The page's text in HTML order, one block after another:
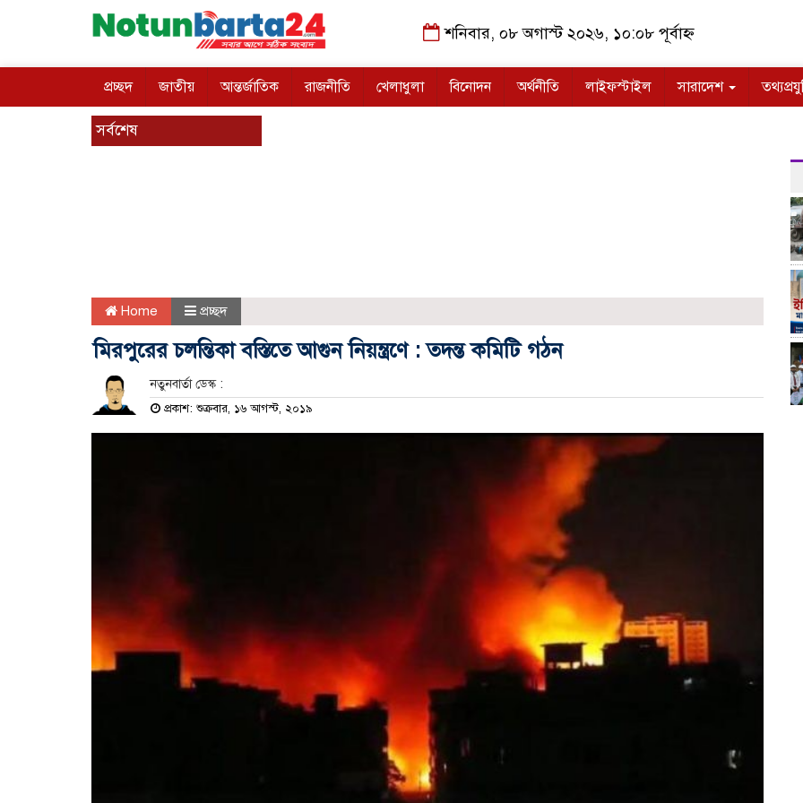
শনিবার, ০৮ অগাস্ট ২০২৬, ১০:০৮ পূর্বাহ্ন
প্রচ্ছদ জাতীয় আন্তর্জাতিক রাজনীতি খেলাধুলা বিনোদন অর্থনীতি লাইফস্টাইল সারাদেশ
সর্বশেষ
Home প্রচ্ছদ
মিরপুরের চলন্তিকা বস্তিতে আগুন নিয়ন্ত্রণে : তদন্ত কমিটি গঠন
নতুনবার্তা ডেস্ক :
প্রকাশ: শুক্রবার, ১৬ আগস্ট, ২০১৯